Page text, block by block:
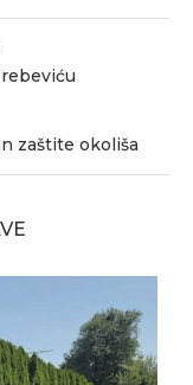
zaštite okoliša